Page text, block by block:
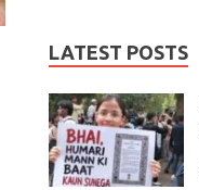
LATEST POSTS